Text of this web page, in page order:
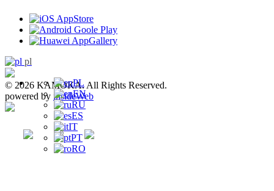
pl
PL
EN
RU
ES
IT
PT
RO
© 2026 KAMOKA. All Rights Reserved.
powered by insideWeb